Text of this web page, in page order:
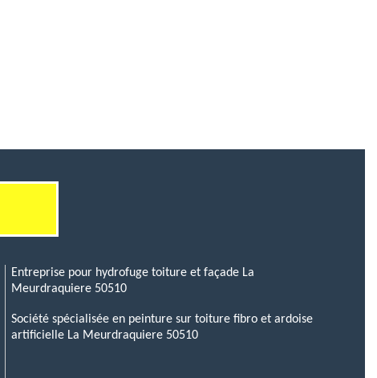
Entreprise pour hydrofuge toiture et façade La
Meurdraquiere 50510
Société spécialisée en peinture sur toiture fibro et ardoise
artificielle La Meurdraquiere 50510